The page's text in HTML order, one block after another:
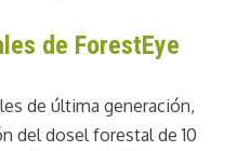
de ForestEye
de última generación,
del dosel forestal de 10